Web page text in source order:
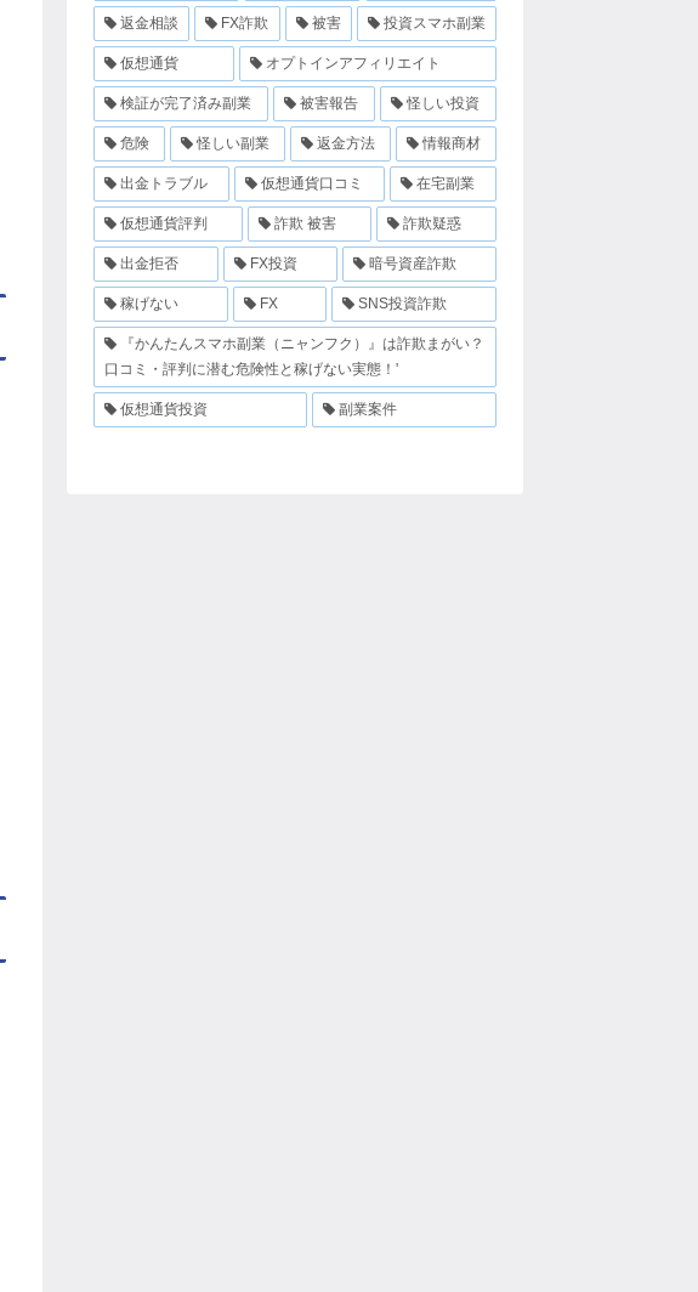
返金相談 FX詐欺 被害 投資スマホ副業
仮想通貨 オプトインアフィリエイト
検証が完了済み副業 被害報告 怪しい投資
危険 怪しい副業 返金方法 情報商材
出金トラブル 仮想通貨口コミ 在宅副業
仮想通貨評判 詐欺 被害 詐欺疑惑
出金拒否 FX投資 暗号資産詐欺
稼げない FX SNS投資詐欺
『かんたんスマホ副業（ニャンフク）』は詐欺まがい？
口コミ・評判に潜む危険性と稼げない実態！'
仮想通貨投資 副業案件